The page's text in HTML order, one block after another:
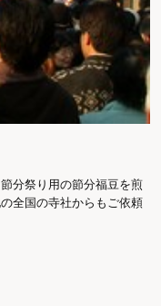
分祭り用の節分福豆を煎
全国の寺社からもご依頼